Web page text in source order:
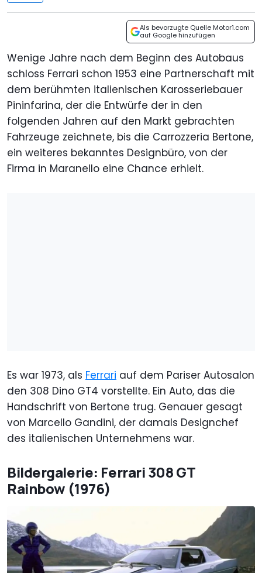
Als bevorzugte Quelle Motor1.com
auf Google hinzufügen
Wenige Jahre nach dem Beginn des Autobaus
schloss Ferrari schon 1953 eine Partnerschaft mit
dem berühmten italienischen Karosseriebauer
Pininfarina, der die Entwürfe der in den
folgenden Jahren auf den Markt gebrachten
Fahrzeuge zeichnete, bis die Carrozzeria Bertone,
ein weiteres bekanntes Designbüro, von der
Firma in Maranello eine Chance erhielt.
Es war 1973, als Ferrari auf dem Pariser Autosalon
den 308 Dino GT4 vorstellte. Ein Auto, das die
Handschrift von Bertone trug. Genauer gesagt
von Marcello Gandini, der damals Designchef
des italienischen Unternehmens war.
Bildergalerie: Ferrari 308 GT
Rainbow (1976)